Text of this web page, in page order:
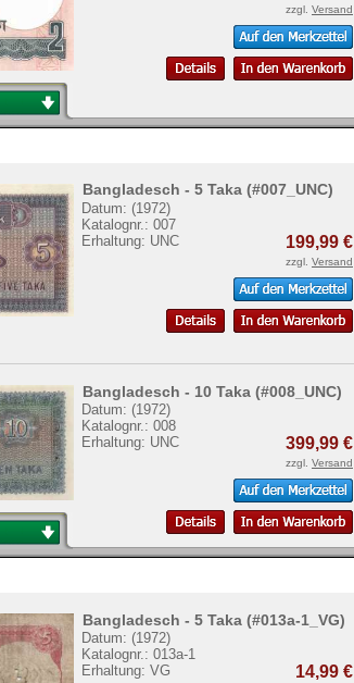
zzgl. Versand
Bangladesch - 5 Taka (#007_UNC)
Datum: (1972)
Katalognr.: 007
Erhaltung: UNC
199,99 €
zzgl. Versand
Bangladesch - 10 Taka (#008_UNC)
Datum: (1972)
Katalognr.: 008
Erhaltung: UNC
399,99 €
zzgl. Versand
Bangladesch - 5 Taka (#013a-1_VG)
Datum: (1972)
Katalognr.: 013a-1
Erhaltung: VG
14,99 €